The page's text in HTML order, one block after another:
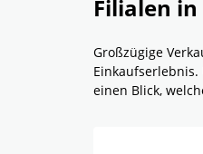
Filialen
Großzügige
einen Blick,